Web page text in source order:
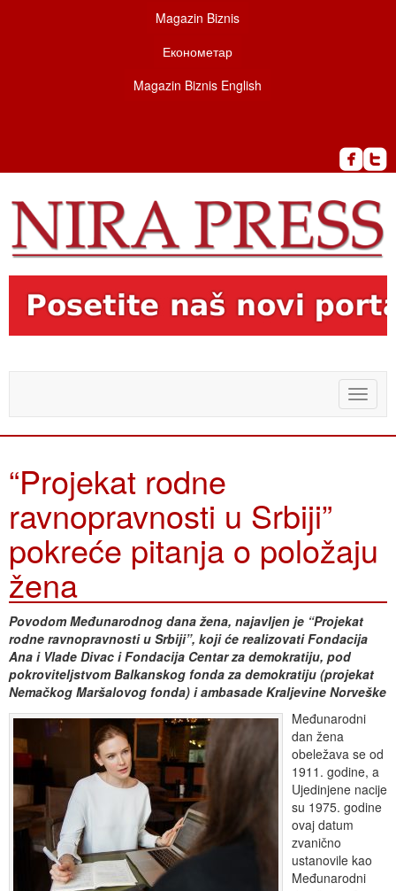
Magazin Biznis
Економетар
Magazin Biznis English
Toggle
“Projekat rodne
ravnopravnosti u Srbiji”
pokreće pitanja o položaju
žena
Povodom Međunarodnog dana žena, najavljen je “Projekat
rodne ravnopravnosti u Srbiji”, koji će realizovati Fondacija
Ana i Vlade Divac i Fondacija Centar za demokratiju, pod
pokroviteljstvom Balkanskog fonda za demokratiju (projekat
Nemačkog Maršalovog fonda) i ambasade Kraljevine Norveške
Međunarodni
dan žena
obeležava se od
1911. godine, a
Ujedinjene nacije
su 1975. godine
ovaj datum
zvanično
ustanovile kao
Međunarodni